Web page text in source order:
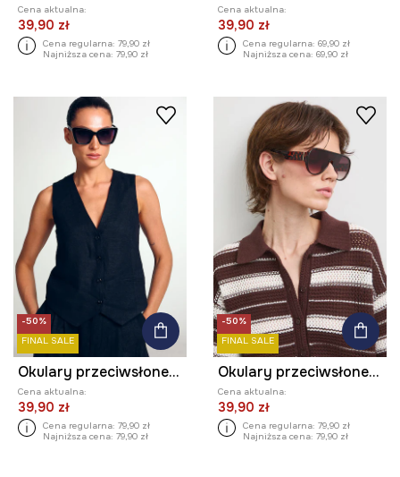
Cena aktualna:
39,90 zł
Cena regularna: 79,90 zł
Najniższa cena: 79,90 zł
Cena aktualna:
39,90 zł
Cena regularna: 69,90 zł
Najniższa cena: 69,90 zł
-50%
FINAL SALE
Okulary przeciwsłoneczne kocie oczy damskie
Cena aktualna:
39,90 zł
Cena regularna: 79,90 zł
Najniższa cena: 79,90 zł
-50%
FINAL SALE
Okulary przeciwsłoneczne pilotki damskie
Cena aktualna:
39,90 zł
Cena regularna: 79,90 zł
Najniższa cena: 79,90 zł